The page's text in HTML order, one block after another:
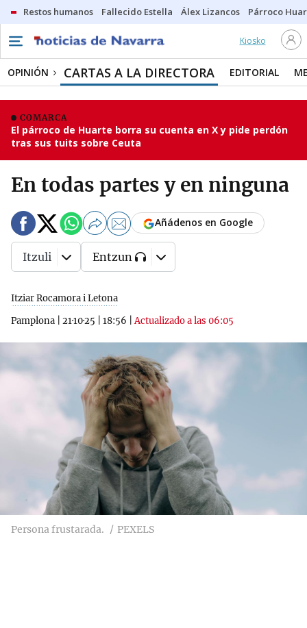
Restos humanos Fallecido Estella Álex Lizancos Párroco
Kiosko
OPINIÓN CARTAS A LA DIRECTORA EDITORIAL
COMARCA
El párroco de Huarte borra su cuenta en X y pide perdón
tras sus tuits sobre Ceuta
En todas partes y en ninguna
Itziar Rocamora i Letona
Pamplona
21·10·25 18:56 |Actualizado a las 06:05
Añádenos en Google
Itzuli Entzun
Persona frustarada. PEXELS